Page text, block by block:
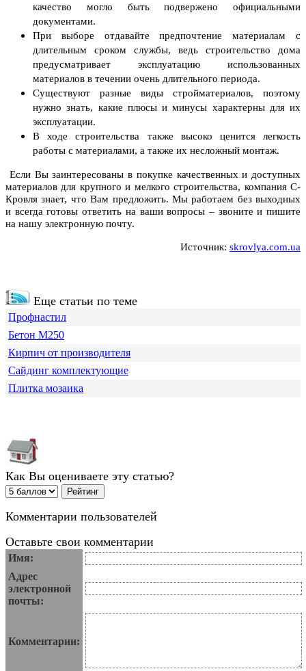
качество могло быть подвержено официальными
документами.
При выборе отдавайте предпочтение материалам с
длительным сроком службы, ведь строительство дома
предусматривает эксплуатацию использованных
материалов в течении очень длительного периода.
Существуют разные виды стройматериалов, поэтому
нужно знать, какие плюсы и минусы характерны для их
эксплуатации.
В ходе строительства также высоко ценится легкость
работы с материалами, а также их несложный монтаж.
Если Вы заинтересованы в покупке качественных и доступных
материалов для крупного и мелкого строительства, компания С-
Кровля знает, что Вам предложить. Мы работаем без выходных
и всегда готовы ответить на ваши вопросы – звоните и пишите
на нашу электронную почту.
Источник: skrovlya.com.ua
Еще статьи по теме
Профнастил
Бетон М250
Кирпич от производителя
Сайдинг комплектующие
Плитка мозаика
Как Вы оцениваете эту статью?
Комментарии пользователей
Оставьте свои комментарии
Имя:
Адрес
электронной
почты:
Комментарии: